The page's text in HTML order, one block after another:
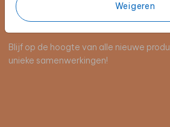
Weigeren
Schrijf je in voor de
Blijf op de hoogte van alle nieuwe
unieke samenwerkingen!